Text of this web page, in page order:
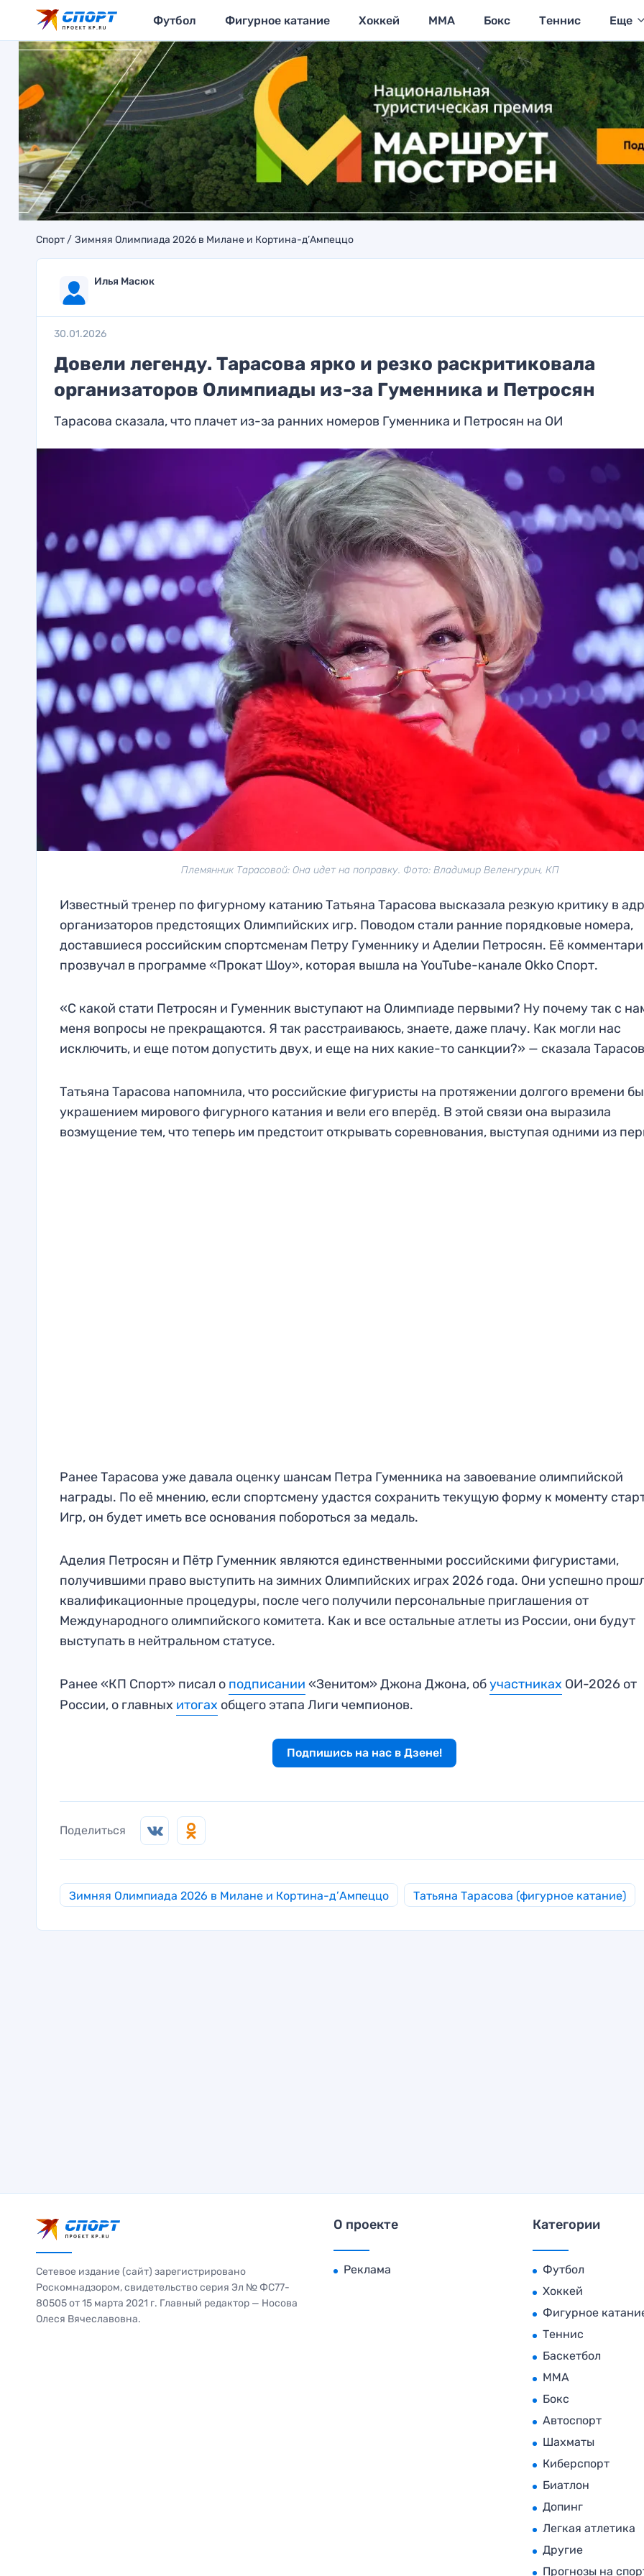
Футбол Фигурное катание Хоккей MMA Бокс Теннис Еще
Спорт Зимняя Олимпиада 2026 в Милане и Кортина-д’Ампеццо
Илья Масюк
30.01.2026
Довели легенду. Тарасова ярко и резко раскритиковала
организаторов Олимпиады из-за Гуменника и Петросян
Тарасова сказала, что плачет из-за ранних номеров Гуменника и Петросян на ОИ
Племянник Тарасовой: Она идет на поправку. Фото: Владимир Веленгурин, КП
Известный тренер по фигурному катанию Татьяна Тарасова высказала резкую критику в
организаторов предстоящих Олимпийских игр. Поводом стали ранние порядковые номера,
доставшиеся российским спортсменам Петру Гуменнику и Аделии Петросян. Её
прозвучал в программе «Прокат Шоу», которая вышла на YouTube-канале Okko Спорт.
«С какой стати Петросян и Гуменник выступают на Олимпиаде первыми? Ну почему так с
меня вопросы не прекращаются. Я так расстраиваюсь, знаете, даже плачу. Как могли нас
исключить, и еще потом допустить двух, и еще на них какие-то санкции?» — сказала
Татьяна Тарасова напомнила, что российские фигуристы на протяжении долгого времени
украшением мирового фигурного катания и вели его вперёд. В этой связи она выразила
возмущение тем, что теперь им предстоит открывать соревнования, выступая одними из
Ранее Тарасова уже давала оценку шансам Петра Гуменника на завоевание олимпийской
награды. По её мнению, если спортсмену удастся сохранить текущую форму к моменту
Игр, он будет иметь все основания побороться за медаль.
Аделия Петросян и Пётр Гуменник являются единственными российскими фигуристами,
получившими право выступить на зимних Олимпийских играх 2026 года. Они успешно
квалификационные процедуры, после чего получили персональные приглашения от
Международного олимпийского комитета. Как и все остальные атлеты из России, они будут
выступать в нейтральном статусе.
Ранее «КП Спорт» писал о подписании «Зенитом» Джона Джона, обучастниках ОИ-2026 от
России, о главных итогах общего этапа Лиги чемпионов.
Подпишись на нас в Дзене!
Поделиться
Зимняя Олимпиада 2026 в Милане и Кортина-д’Ампеццо Татьяна Тарасова (фигурное катание)
Сетевое издание (сайт) зарегистрировано
Роскомнадзором, свидетельство серия Эл № ФС77-
80505 от 15 марта 2021 г. Главный редактор — Носова
Олеся Вячеславовна.
О проекте
Реклама
Категории
Футбол
Хоккей
Фигурное
Теннис
Баскетбол
MMA
Бокс
Автоспорт
Шахматы
Киберспорт
Биатлон
Допинг
Легкая атлетика
Другие
Прогнозы на